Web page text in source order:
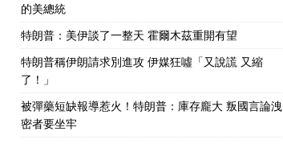
的美總統
特朗普：美伊談了一整天 霍爾木茲重開有望
特朗普稱伊朗請求別進攻 伊媒狂噓「又說謊 又縮
了！」
被彈藥短缺報導惹火！特朗普：庫存龐大 叛國言論洩
密者要坐牢